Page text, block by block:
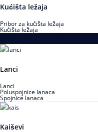
Kućišta ležaja
Pribor za kućišta ležaja
Kućišta ležaja
Lanci
Lanci
Poluspojnice lanaca
Spojnice lanaca
Kaiševi